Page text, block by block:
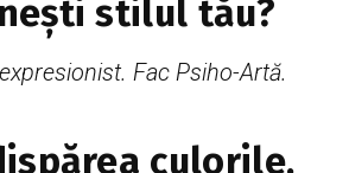
stilul tău?
Fac Psiho-Artă.
culorile,